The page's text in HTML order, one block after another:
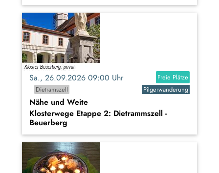
Sa., 26.09.2026 09:00 Uhr
Freie Plätze
Dietramszell
Pilgerwanderung
Nähe und Weite
Klosterwege Etappe 2: Dietrammszell -
Beuerberg